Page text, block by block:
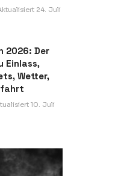
24. Juli
2026: Der
Einlass,
Wetter,
10. Juli